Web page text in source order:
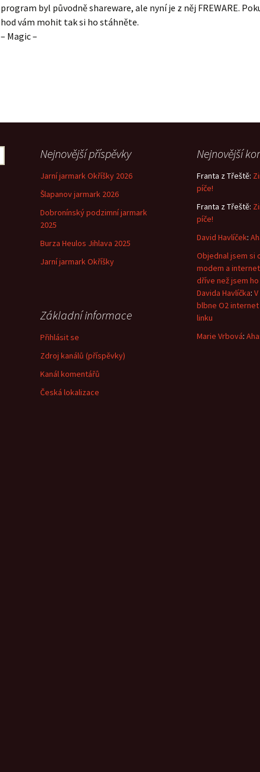
program byl původně shareware, ale nyní je z něj FREWARE.
hod vám mohit tak si ho stáhněte.
– Magic –
Nejnovější příspěvky
Jarní jarmark Okříšky 2026
Šlapanov jarmark 2026
Dobronínský podzimní jarmark
2025
Burza Heulos Jihlava 2025
Jarní jarmark Okříšky
Nejnovější
Franta z Třeště:
píče!
Franta z Třeště:
píče!
David Havlíček:
Objednal jsem si
modem a
dříve než jsem
Davida Havlíčka:
blbne O2
linku
Marie Vrbová:
Základní informace
Přihlásit se
Zdroj kanálů (příspěvky)
Kanál komentářů
Česká lokalizace